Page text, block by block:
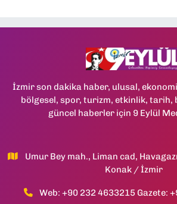
İzmir son dakika haber, ulusal,
bölgesel, spor, turizm, etkinlik, tarih,
güncel haberler için 9 Eylül
Umur Bey mah., Liman cad,
Konak / İzmir
Web: +90 232 4633215 Gazete: